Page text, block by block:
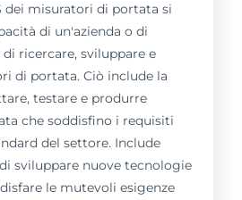
dei misuratori di portata si
di un'azienda o di
ricercare, sviluppare e
di portata. Ciò include la
testare e produrre
che soddisfino i requisiti
del settore. Include
sviluppare nuove tecnologie
le mutevoli esigenze